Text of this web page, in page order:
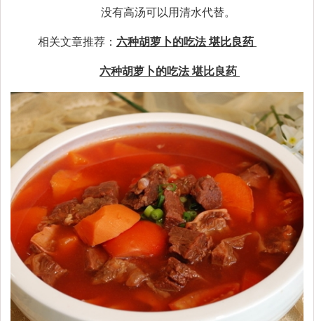
没有高汤可以用清水代替。
相关文章推荐： 六种胡萝卜的吃法 堪比良药
六种胡萝卜的吃法 堪比良药